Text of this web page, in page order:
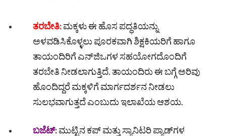
ತರಬೇತಿ:ಮಕ್ಕಳು ಈ ಹೊಸ ಪದ್ಧತಿಯನ್ನು
ಅಳವಡಿಸಿಕೊಳ್ಳಲು ಪೂರಕವಾಗಿ ಶಿಕ್ಷಕಿಯರಿಗೆ ಹಾಗೂ
ತಾಯಂದಿರಿಗೆ ಎನ್‌ಜಿಒಗಳ ಸಹಯೋಗದೊಂದಿಗೆ
ತರಬೇತಿ ನೀಡಲಾಗುತ್ತಿದೆ. ತಾಯಂದಿರು ಈ ಬಗ್ಗೆ ಅರಿವು
ಹೊಂದಿದ್ದರೆ ಮಕ್ಕಳಿಗೆ ಮಾರ್ಗದರ್ಶನ ನೀಡಲು
ಸುಲಭವಾಗುತ್ತದೆ ಎಂಬುದು ಇಲಾಖೆಯ ಆಶಯ.
ಬಜೆಟ್:ಮುಟ್ಟಿನ ಕಪ್ ಮತ್ತು ಸ್ಯಾನಿಟರಿ ಪ್ಯಾಡ್‌ಗಳ